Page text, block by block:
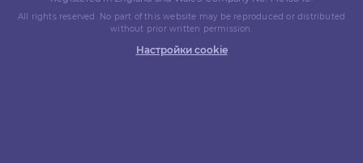
All rights reserved. No part of this website may be reproduced or distributed
without prior written permission.
Настройки cookie